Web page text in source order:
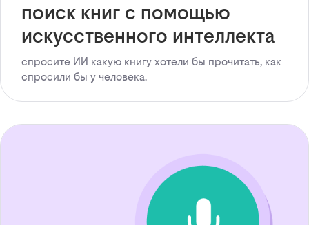
поиск книг с помощью
искусственного интеллекта
спросите ИИ какую книгу хотели бы прочитать, как
спросили бы у человека.